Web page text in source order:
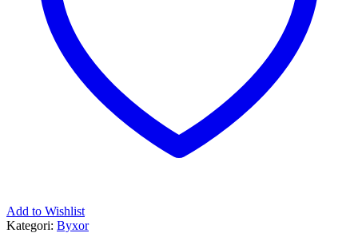
Add to Wishlist
Kategori: Byxor